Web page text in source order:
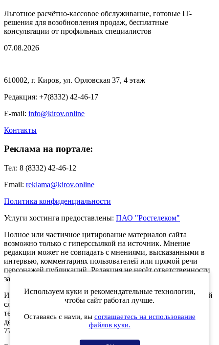
Льготное расчётно-кассовое обслуживание, готовые IT-
решения для возобновления продаж, бесплатные
консультации от профильных специалистов
07.08.2026
610002, г. Киров, ул. Орловская 37, 4 этаж
Редакция: +7(8332) 42-46-17
E-mail: info@kirov.online
Контакты
Реклама на портале:
Тел: 8 (8332) 42-46-12
Email: reklama@kirov.online
Политика конфиденциальности
Услуги хостинга предоставлены: ПАО "Ростелеком"
Полное или частичное цитирование материалов сайта
возможно только с гиперссылкой на источник. Мнение
редакции может не совпадать с мнениями, высказанными в
интервью, комментариях пользователей или прямой речи
персонажей публикаций. Редакция не несёт ответственности
за текст комментариев читателей.
Интернет-портал Kirov.online зарегистрирован в Федеральной
службе по надзору в сфере связи, информационных
технологий и массовых коммуникаций (Роскомнадзор) 5
декабря 2019 года. Регистрационный номер ЭЛ № ФС 77 -
77189.
Используем куки и рекомендательные технологии,
чтобы сайт работал лучше.
Оставаясь с нами, вы соглашаетесь на использование
файлов куки.